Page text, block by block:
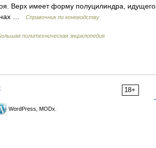
Верх имеет форму полуцилиндра, идущего
…
Справочник по коневодству
политехническая энциклопедия
18+
WordPress, MODx.